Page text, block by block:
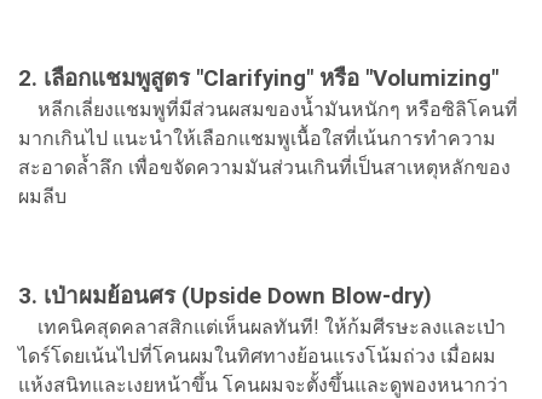
2. เลือกแชมพูสูตร "Clarifying" หรือ "Volumizing"
หลีกเลี่ยงแชมพูที่มีส่วนผสมของน้ำมันหนักๆ หรือซิลิโคนที่
มากเกินไป แนะนำให้เลือกแชมพูเนื้อใสที่เน้นการทำความ
สะอาดล้ำลึก เพื่อขจัดความมันส่วนเกินที่เป็นสาเหตุหลักของ
ผมลีบ
3. เป่าผมย้อนศร (Upside Down Blow-dry)
เทคนิคสุดคลาสสิกแต่เห็นผลทันที! ให้ก้มศีรษะลงและเป่า
ไดร์โดยเน้นไปที่โคนผมในทิศทางย้อนแรงโน้มถ่วง เมื่อผม
แห้งสนิทและเงยหน้าขึ้น โคนผมจะตั้งขึ้นและดูพองหนากว่า